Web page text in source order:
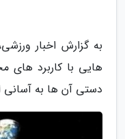
هایی با کاربرد
دستی آن ها به آسانی